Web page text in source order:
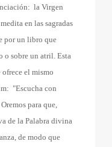
la Virgen
en las sagradas
por un libro que
o sobre un atril. Esta
el mismo
"Escucha con
para que,
de la Palabra divina
de modo que